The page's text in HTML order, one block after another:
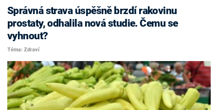
Správná strava úspěšně brzdí rakovinu
prostaty, odhalila nová studie. Čemu se
vyhnout?
Téma: Zdraví